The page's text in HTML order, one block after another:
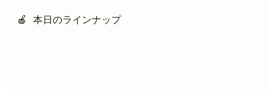
🍎 本日のラインナップ